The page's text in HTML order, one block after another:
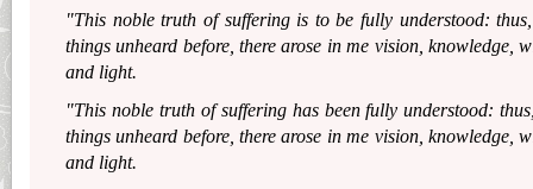
"This noble truth of suffering is to be fully understood:
things unheard before, there arose in me vision, knowledge,
and light.
"This noble truth of suffering has been fully understood:
things unheard before, there arose in me vision, knowledge,
and light.